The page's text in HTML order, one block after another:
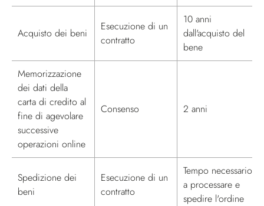
Acquisto dei beni
Esecuzione di un
contratto
10 anni
dall'acquisto del
bene
Memorizzazione
dei dati della
carta di credito al
fine di agevolare
successive
operazioni online
Consenso 2 anni
Spedizione dei
beni
Esecuzione di un
contratto
Tempo necessario
a processare e
spedire l'ordine